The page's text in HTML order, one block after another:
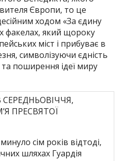
Європи, то це
ходом «За єдину
факелах, який щороку
міст і прибуває в
символізуючи єдність
поширення ідеї миру
СЕРЕДНЬОВІЧЧЯ,
ПРЕСВЯТОЇ
сім років відтоді,
шляхах Гуардія